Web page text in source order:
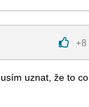
+8
uznat, že to co